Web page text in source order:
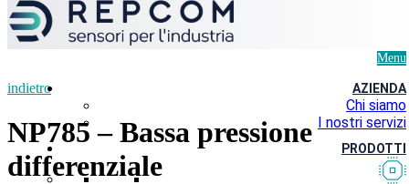
Menu
AZIENDA
Chi siamo
I nostri servizi
PRODOTTI
indietro
NP785 – Bassa pressione
differenziale